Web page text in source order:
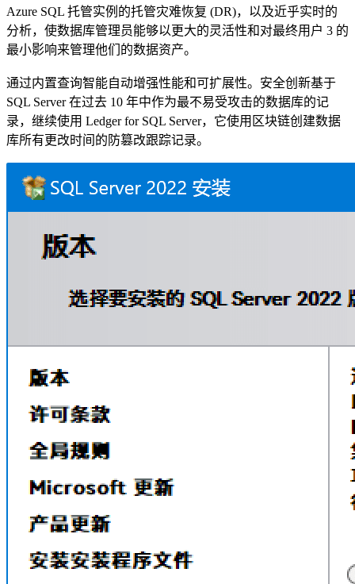
Azure SQL 托管实例的托管灾难恢复 (DR)，以及近乎实时的
分析，使数据库管理员能够以更大的灵活性和对最终用户 3 的
最小影响来管理他们的数据资产。
通过内置查询智能自动增强性能和可扩展性。安全创新基于
SQL Server 在过去 10 年中作为最不易受攻击的数据库的记
录，继续使用 Ledger for SQL Server，它使用区块链创建数据
库所有更改时间的防篡改跟踪记录。